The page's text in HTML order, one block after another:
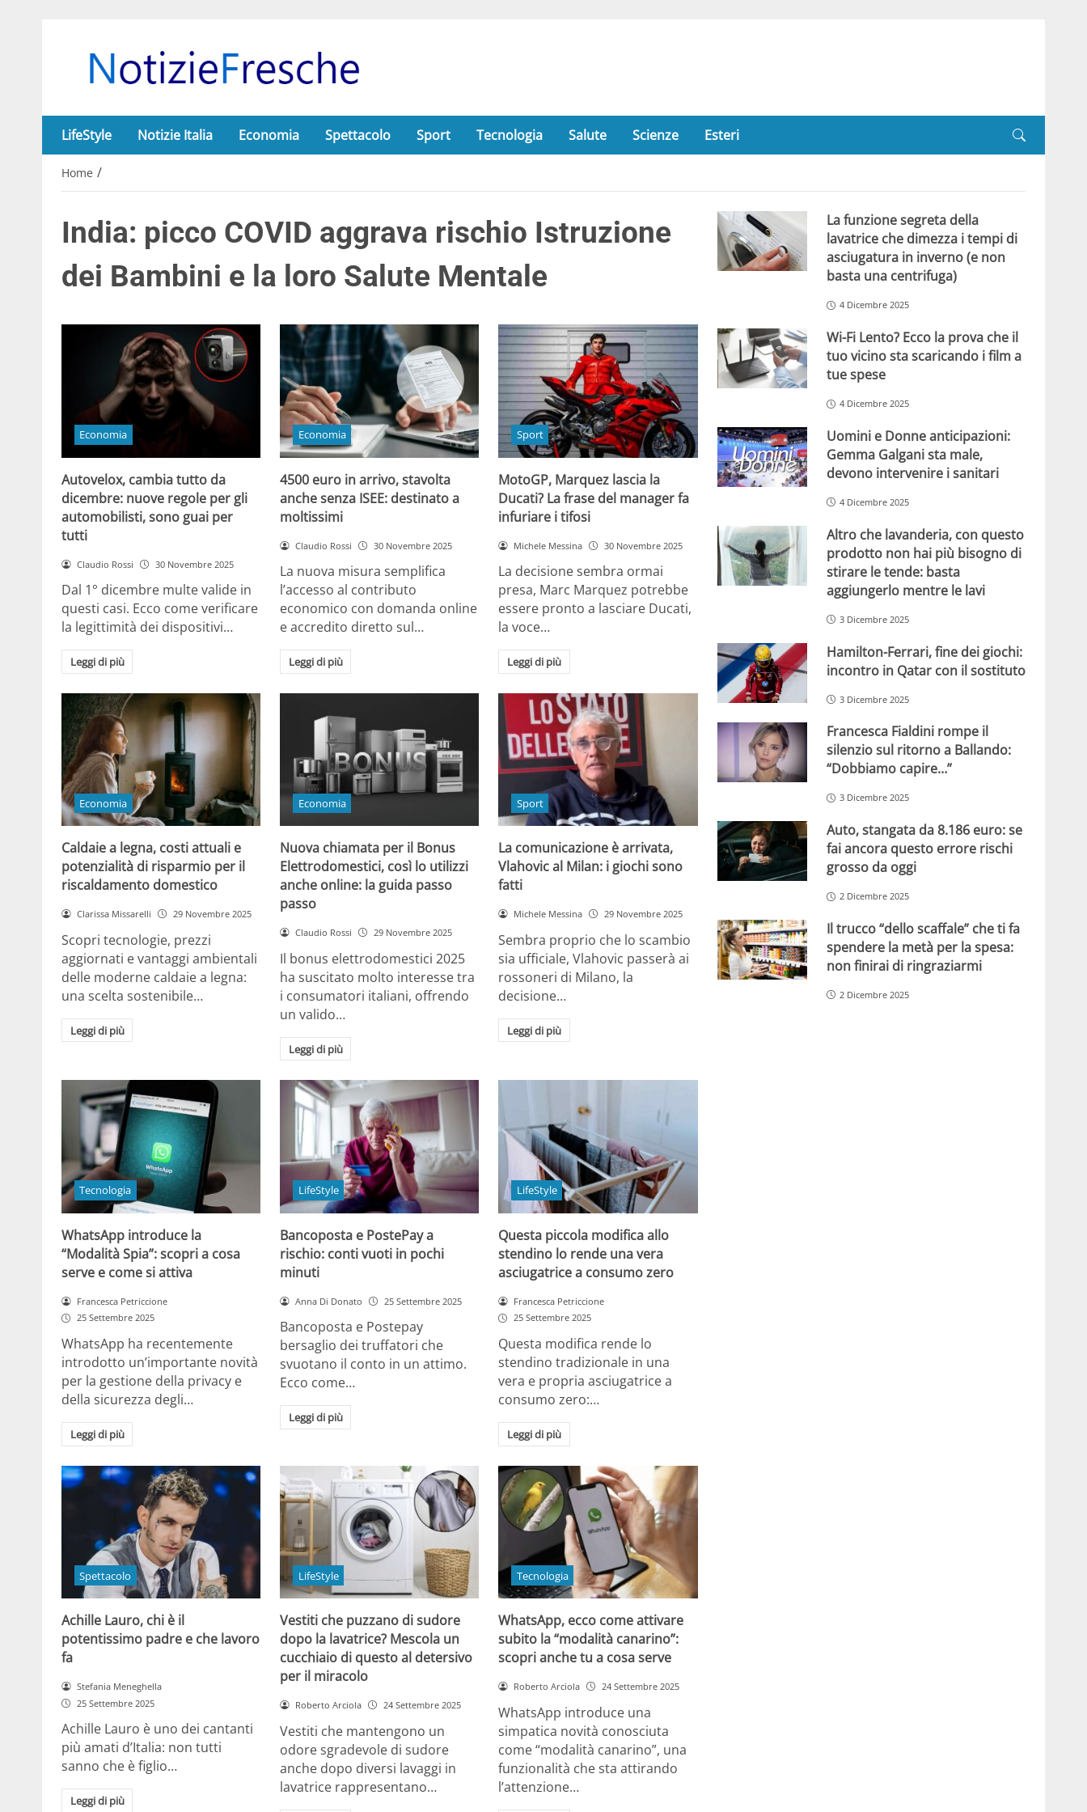
LifeStyle Notizie Italia Economia Spettacolo Sport Tecnologia Salute Scienze Esteri
Home /
India: picco COVID aggrava rischio Istruzione
dei Bambini e la loro Salute Mentale
Economia
Autovelox, cambia tutto da
dicembre: nuove regole per gli
automobilisti, sono guai per
tutti
Claudio Rossi 30 Novembre 2025
Dal 1° dicembre multe valide in
questi casi. Ecco come verificare
la legittimità dei dispositivi…
Leggi di più
Economia
4500 euro in arrivo, stavolta
anche senza ISEE: destinato a
moltissimi
Claudio Rossi 30 Novembre 2025
La nuova misura semplifica
l’accesso al contributo
economico con domanda online
e accredito diretto sul…
Leggi di più
Sport
MotoGP, Marquez lascia la
Ducati? La frase del manager fa
infuriare i tifosi
Michele Messina 30 Novembre 2025
La decisione sembra ormai
presa, Marc Marquez potrebbe
essere pronto a lasciare Ducati,
la voce…
Leggi di più
Economia
Caldaie a legna, costi attuali e
potenzialità di risparmio per il
riscaldamento domestico
Clarissa Missarelli 29 Novembre 2025
Scopri tecnologie, prezzi
aggiornati e vantaggi ambientali
delle moderne caldaie a legna:
una scelta sostenibile…
Leggi di più
Economia
Nuova chiamata per il Bonus
Elettrodomestici, così lo utilizzi
anche online: la guida passo
passo
Claudio Rossi 29 Novembre 2025
Il bonus elettrodomestici 2025
ha suscitato molto interesse tra
i consumatori italiani, offrendo
un valido…
Leggi di più
Sport
La comunicazione è arrivata,
Vlahovic al Milan: i giochi sono
fatti
Michele Messina 29 Novembre 2025
Sembra proprio che lo scambio
sia ufficiale, Vlahovic passerà ai
rossoneri di Milano, la
decisione…
Leggi di più
Tecnologia
WhatsApp introduce la
“Modalità Spia”: scopri a cosa
serve e come si attiva
Francesca Petriccione
25 Settembre 2025
WhatsApp ha recentemente
introdotto un’importante novità
per la gestione della privacy e
della sicurezza degli…
Leggi di più
LifeStyle
Bancoposta e PostePay a
rischio: conti vuoti in pochi
minuti
Anna Di Donato 25 Settembre 2025
Bancoposta e Postepay
bersaglio dei truffatori che
svuotano il conto in un attimo.
Ecco come…
Leggi di più
LifeStyle
Questa piccola modifica allo
stendino lo rende una vera
asciugatrice a consumo zero
Francesca Petriccione
25 Settembre 2025
Questa modifica rende lo
stendino tradizionale in una
vera e propria asciugatrice a
consumo zero:…
Leggi di più
Spettacolo
Achille Lauro, chi è il
potentissimo padre e che lavoro
fa
Stefania Meneghella
25 Settembre 2025
Achille Lauro è uno dei cantanti
più amati d’Italia: non tutti
sanno che è figlio…
Leggi di più
LifeStyle
Vestiti che puzzano di sudore
dopo la lavatrice? Mescola un
cucchiaio di questo al detersivo
per il miracolo
Roberto Arciola 24 Settembre 2025
Vestiti che mantengono un
odore sgradevole di sudore
anche dopo diversi lavaggi in
lavatrice rappresentano…
Tecnologia
WhatsApp, ecco come attivare
subito la “modalità canarino”:
scopri anche tu a cosa serve
Roberto Arciola 24 Settembre 2025
WhatsApp introduce una
simpatica novità conosciuta
come “modalità canarino”, una
funzionalità che sta attirando
l’attenzione…
La funzione segreta della
lavatrice che dimezza i tempi di
asciugatura in inverno (e non
basta una centrifuga)
4 Dicembre 2025
Wi-Fi Lento? Ecco la prova che il
tuo vicino sta scaricando i film a
tue spese
4 Dicembre 2025
Uomini e Donne anticipazioni:
Gemma Galgani sta male,
devono intervenire i sanitari
4 Dicembre 2025
Altro che lavanderia, con questo
prodotto non hai più bisogno di
stirare le tende: basta
aggiungerlo mentre le lavi
3 Dicembre 2025
Hamilton-Ferrari, fine dei giochi:
incontro in Qatar con il sostituto
3 Dicembre 2025
Francesca Fialdini rompe il
silenzio sul ritorno a Ballando:
“Dobbiamo capire…”
3 Dicembre 2025
Auto, stangata da 8.186 euro: se
fai ancora questo errore rischi
grosso da oggi
2 Dicembre 2025
Il trucco “dello scaffale” che ti fa
spendere la metà per la spesa:
non finirai di ringraziarmi
2 Dicembre 2025